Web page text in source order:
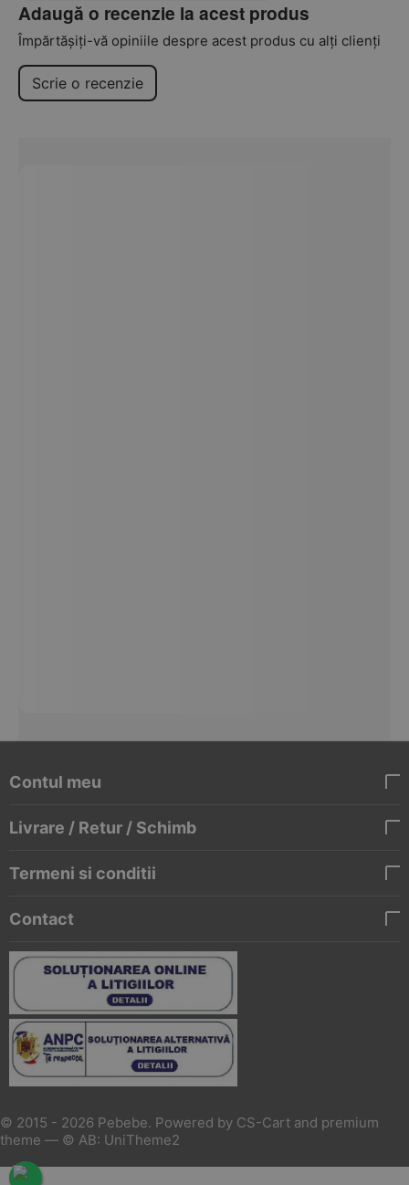
Adaugă o recenzie la acest produs
Împărtășiți-vă opiniile despre acest produs cu alți clienți
Scrie o recenzie
Contul meu
Livrare / Retur / Schimb
Termeni si conditii
Contact
© 2015 - 2026 Pebebe. Powered by CS-Cart and premium
theme — © AB: UniTheme2